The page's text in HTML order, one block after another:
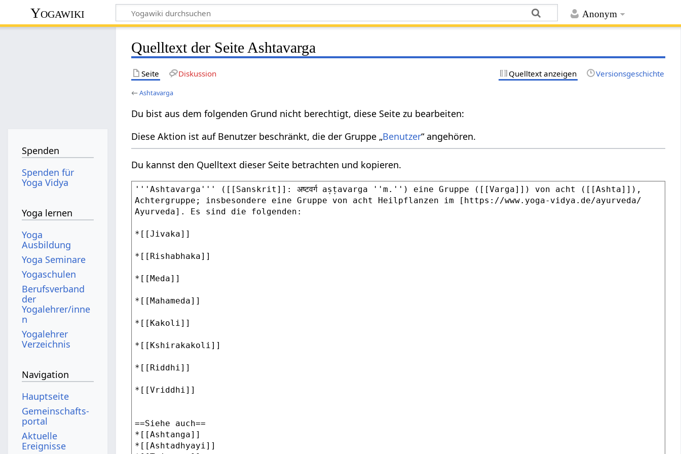
Anonym
Yogawiki
Quelltext der Seite Ashtavarga
Seite Diskussion Quelltext anzeigen Versionsgeschichte
←Ashtavarga
Du bist aus dem folgenden Grund nicht berechtigt, diese Seite zu bearbeiten:
Diese Aktion ist auf Benutzer beschränkt, die der Gruppe „Benutzer“ angehören.
Du kannst den Quelltext dieser Seite betrachten und kopieren.
Spenden
Spenden für
Yoga Vidya
Yoga lernen
Yoga
Ausbildung
Yoga Seminare
Yogaschulen
Berufsverband
der
Yogalehrer/inne
n
Yogalehrer
Verzeichnis
Navigation
Hauptseite
Gemeinschafts­
portal
Aktuelle
Ereignisse